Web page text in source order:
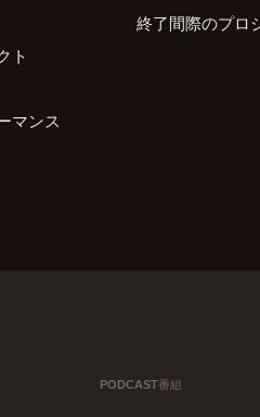
ト
マンス
終了間際のプロ
PODCAST番組